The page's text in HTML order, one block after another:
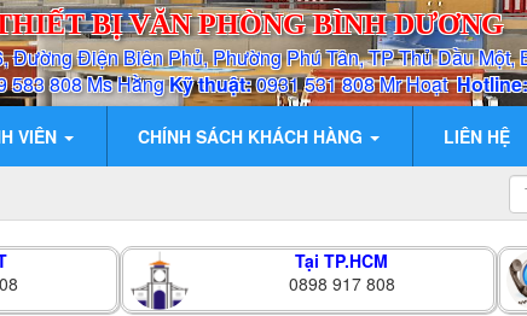
BỊ VĂN PHÒNG BÌNH DƯƠNG
Đường Điện Biên Phủ, Phường Phú Tân, TP Thủ Dầu
583 808 Ms HằngKỹ thuật:0931 531 808 Mr Hoạt
VIÊN CHÍNH SÁCH KHÁCH HÀNG LIÊN HỆ
Tại TP.HCM
0898 917 808